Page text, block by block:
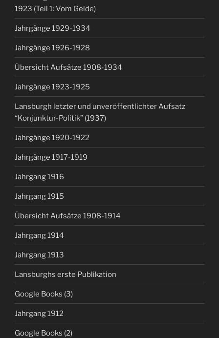
1923 (Teil 1: Vom Gelde)
Jahrgänge 1929-1934
Jahrgänge 1926-1928
Übersicht Aufsätze 1908-1934
Jahrgänge 1923-1925
Lansburgh letzter und unveröffentlichter Aufsatz
“Konjunktur-Politik” (1937)
Jahrgänge 1920-1922
Jahrgänge 1917-1919
Jahrgang 1916
Jahrgang 1915
Übersicht Aufsätze 1908-1914
Jahrgang 1914
Jahrgang 1913
Lansburghs erste Publikation
Google Books (3)
Jahrgang 1912
Google Books (2)